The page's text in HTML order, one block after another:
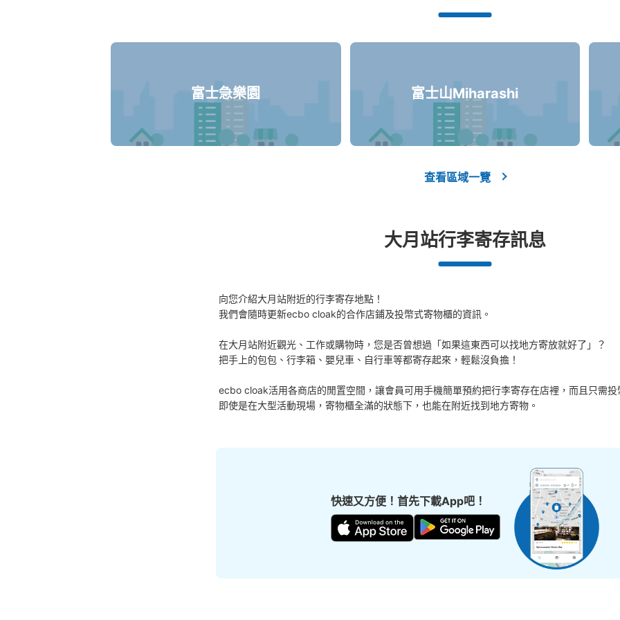
富士急樂園 富士山Miharashi
查看區域一覽
大月站行李寄存訊息
向您介紹大月站附近的行李寄存地點！
我們會隨時更新ecbo cloak的合作店鋪及投幣式寄物櫃的資訊。
在大月站附近觀光、工作或購物時，您是否曾想過「如果這東西可以找地方寄放就好了」？
把手上的包包、行李箱、嬰兒車、自行車等都寄存起來，輕鬆沒負擔！
ecbo cloak活用各商店的閒置空間，讓會員可用手機簡單預約把行李寄存在店裡，而且只需
即使是在大型活動現場，寄物櫃全滿的狀態下，也能在附近找到地方寄物。
快速又方便！首先下載App吧！